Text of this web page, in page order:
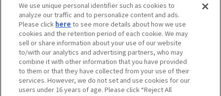
採用情報
サステナビリティ
お問い合わせ
ウェブサイトご利用条件 ソーシャルメディアポリシー
We use unique personal identifier such as cookies to
analyze our traffic and to personalize content and ads.
Please click here to see more details about how we use
cookies and the retention period of each cookie. We may
sell or share information about your use of our website
to/with our analytics and advertising partners, who may
combine it with other information that you have provided
to them or that they have collected from your use of their
services. However, we do not set and use cookies for our
users under 16 years of age. Please click “Reject All